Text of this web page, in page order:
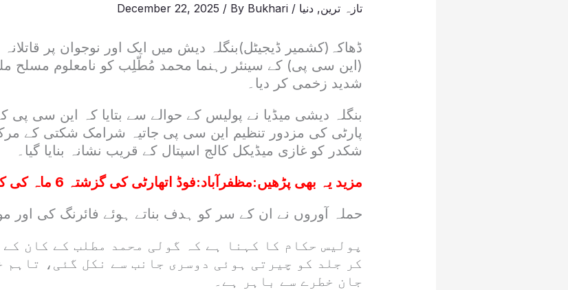
تازہ ترین, دنیا /
December 22, 2025 / By Bukhari
ڈھاکہ(کشمیر ڈیجیٹل)بنگلہ دیش میں ایک اور نوجوان پر
(این سی پی) کے سینئر رہنما محمد مُطّلِب کو نامعلوم مسلح
شدید زخمی کر دیا۔
بنگلہ دیشی میڈیا نے پولیس کے حوالے سے بتایا کہ این سی پی
پارٹی کی مزدور تنظیم این سی پی جاتیہ شرامک شکتی کے
شکدر کو غازی میڈیکل کالج اسپتال کے قریب نشانہ بنایا گیا۔
مزید یہ بھی پڑھیں:مظفرآباد:فوڈ اتھارٹی کی گزشتہ 6 ماہ کی کارکردگی رپورٹ جاری
حملہ آوروں نے ان کے سر کو ہدف بناتے ہوئے فائرنگ کی اور
پولیس حکام کا کہنا ہے کہ گولی محمد مطلب کے کان
کر جلد کو چیرتی ہوئی دوسری جانب سے نکل گئی، تاہم
جان خطرے سے باہر ہے۔